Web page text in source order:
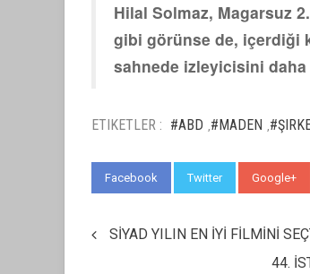
Hilal Solmaz, Magarsuz
gibi görünse de, içerdiği
sahnede izleyicisini daha
ETIKETLER : #ABD #MADEN
Facebook Twitter Google+
SİYAD YILIN EN İYİ FİLMİNİ
44.